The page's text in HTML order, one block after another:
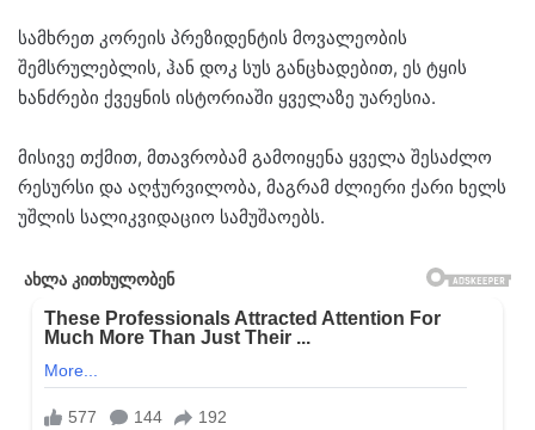
სამხრეთ კორეის პრეზიდენტის მოვალეობის
შემსრულებლის, ჰან დოკ სუს განცხადებით, ეს ტყის
ხანძრები ქვეყნის ისტორიაში ყველაზე უარესია.
მისივე თქმით, მთავრობამ გამოიყენა ყველა შესაძლო
რესურსი და აღჭურვილობა, მაგრამ ძლიერი ქარი ხელს
უშლის სალიკვიდაციო სამუშაოებს.